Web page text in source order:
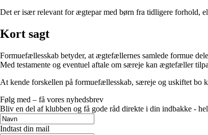
Det er især relevant for ægtepar med børn fra tidligere forhold,
Kort sagt
Formuefællesskab betyder, at ægtefællernes samlede formue
Med testamente og eventuel aftale om særeje kan ægtefæller
At kende forskellen på formuefællesskab, særeje og uskiftet bo
Følg med – få vores nyhedsbrev
Bliv en del af klubben og få gode råd direkte i din indbakke -
Indtast din mail